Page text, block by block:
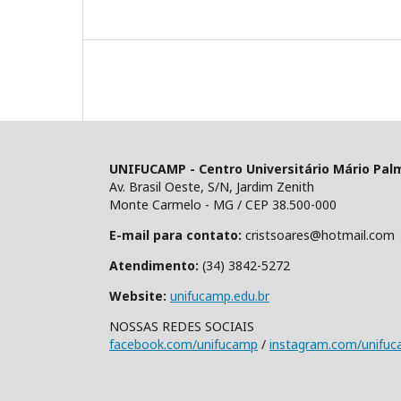
UNIFUCAMP - Centro Universitário Mário
Av. Brasil Oeste, S/N, Jardim Zenith
Monte Carmelo - MG / CEP 38.500-000
E-mail para contato: cristsoares@hotmail.com
Atendimento: (34) 3842-5272
Website: unifucamp.edu.br
NOSSAS REDES SOCIAIS
facebook.com/unifucamp / instagram.com/